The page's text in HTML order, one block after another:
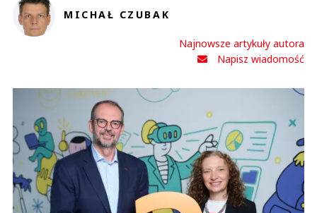
MICHAŁ CZUBAK
Najnowsze artykuły autora
Napisz wiadomość